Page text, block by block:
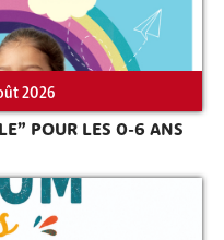
2026
POUR LES 0-6 ANS